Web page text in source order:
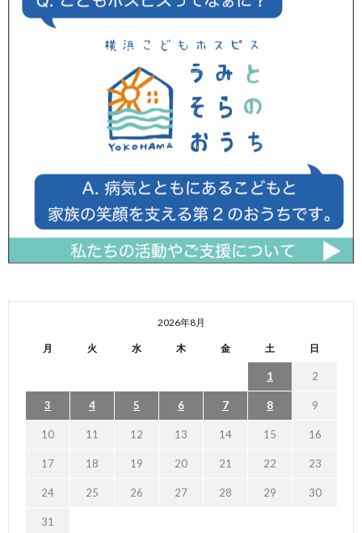
2026年8月
月 火 水 木 金 土 日
1 2
3 4 5 6 7 8 9
10 11 12 13 14 15 16
17 18 19 20 21 22 23
24 25 26 27 28 29 30
31